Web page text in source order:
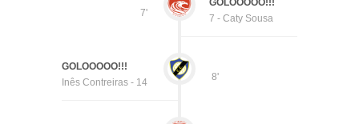
7'
GOLOOOOO!!!
7 - Caty Sousa
8'
GOLOOOOO!!!
Inês Contreiras - 14